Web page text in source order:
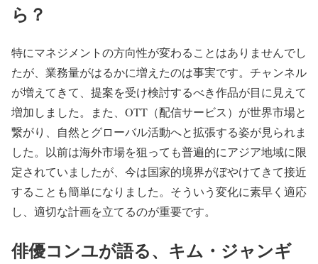
ら？
特にマネジメントの方向性が変わることはありませんでし
たが、業務量がはるかに増えたのは事実です。チャンネル
が増えてきて、提案を受け検討するべき作品が目に見えて
増加しました。また、OTT（配信サービス）が世界市場と
繋がり、自然とグローバル活動へと拡張する姿が見られま
した。以前は海外市場を狙っても普遍的にアジア地域に限
定されていましたが、今は国家的境界がぼやけてきて接近
することも簡単になりました。そういう変化に素早く適応
し、適切な計画を立てるのが重要です。
俳優コンユが語る、キム・ジャンギ